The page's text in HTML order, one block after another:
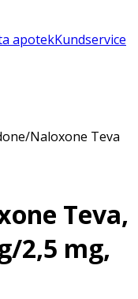
apotekKundservice
Naloxone Teva
Teva,
2,5 mg,